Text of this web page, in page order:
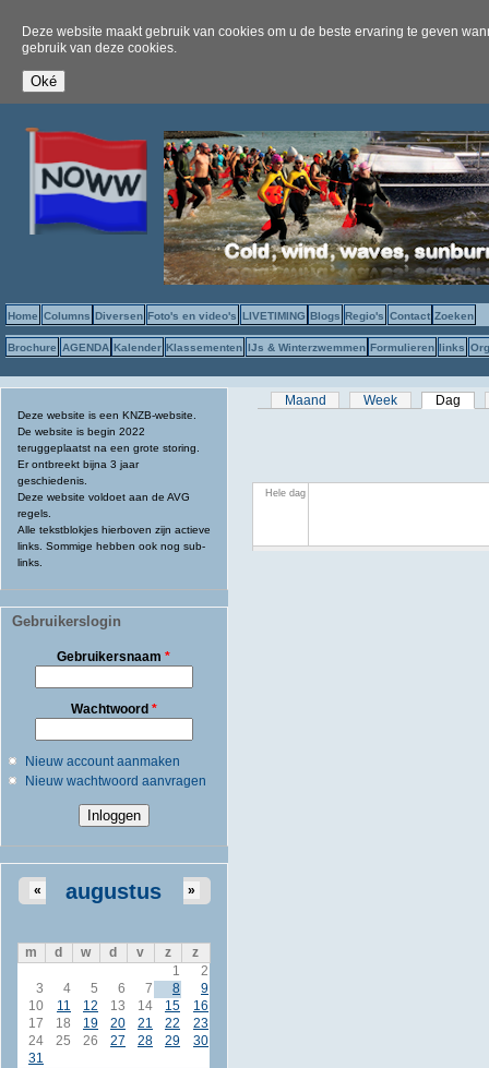
Deze website maakt gebruik van cookies om u de beste ervaring te geven
gebruik van deze cookies.
Home Columns Diversen Foto's en video's LIVETIMING Blogs Regio's Contact Zoeken
Brochure AGENDA Kalender Klassementen IJs & Winterzwemmen Formulieren links
Deze website is een KNZB-website.
De website is begin 2022
teruggeplaatst na een grote storing.
Er ontbreekt bijna 3 jaar
geschiedenis.
Deze website voldoet aan de AVG
regels.
Alle tekstblokjes hierboven zijn actieve
links. Sommige hebben ook nog sub-
links.
Gebruikerslogin
Gebruikersnaam*
Wachtwoord *
Nieuw account aanmaken
Nieuw wachtwoord aanvragen
augustus
« »
m d w d v z
z
1
2
3
4 5 6 7 8
9
10
11 12 13 14 15
16
17
18 19 20 21 22
23
24
25 26 27 28 29
30
31
Primaire tabs
Maand Week Dag
Hele dag